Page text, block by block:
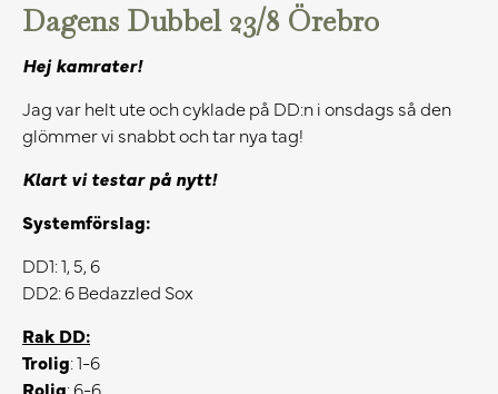
Dagens Dubbel 23/8 Örebro
Hej kamrater!
Jag var helt ute och cyklade på DD:n i onsdags så den
glömmer vi snabbt och tar nya tag!
Klart vi testar på nytt!
Systemförslag:
DD1: 1, 5, 6
DD2: 6 Bedazzled Sox
Rak DD:
Trolig: 1-6
Rolig: 6-6